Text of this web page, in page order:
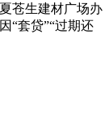
苍生建材广场办
“套贷”“过期还